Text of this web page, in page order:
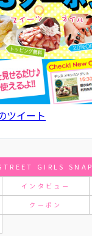
ツイート
GIRLS SNAP
インタビュー
クーポン